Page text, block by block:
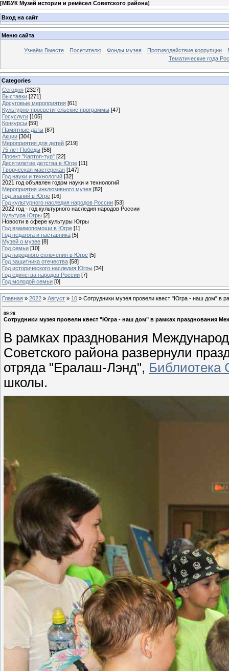
[МБУК Музей истории и ремёсел Советского района]
Вход на сайт
Меню сайта
Узнаём Вместе Посетителю Фонды музея Противодействие коррупции
Тематические года
Categories
Сегодня [2327]
Выставки [271]
Досуговые мероприятия [61]
Культурно-просветительские программы [47]
Госуслуги [105]
Конкурсы [59]
Памятные даты [87]
Акции [304]
Мероприятия для детей [219]
75 лет Победы [58]
Проект "Картоп-тур" [22]
Десятилетие детства в Югре [11]
Творческая мастерская [147]
Год науки и технологий [32]
2021 год объявлен годом науки и технологий
Мероприятия инклюзивного музея [82]
Год знаний в Югре [16]
Год культурного наследия народов России [53]
2022 год - год культурного наследия народов России
Культура Югры [2]
Новости в сфере культуры Югры
Год взаимопомощи в Югре [1]
Год педагога и наставника [5]
Музей о музее [8]
Год семьи [10]
Год народного сплочения в Югре [5]
Год защитника отечества [58]
Год исторического наследия Югры [34]
Год единства народов России [7]
Год молодой семьи [0]
Главная » 2022 » Август » 10 » Сотрудники музея провели квест "Югра - наш дом" в
09:26
Сотрудники музея провели квест "Югра - наш дом" в рамках празднования
В рамках празднования
Советского района развернули
отряда "Ералаш-Лэнд", Библиотека
школы.